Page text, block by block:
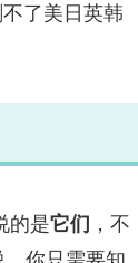
了美日英韩
的是它们 ，不